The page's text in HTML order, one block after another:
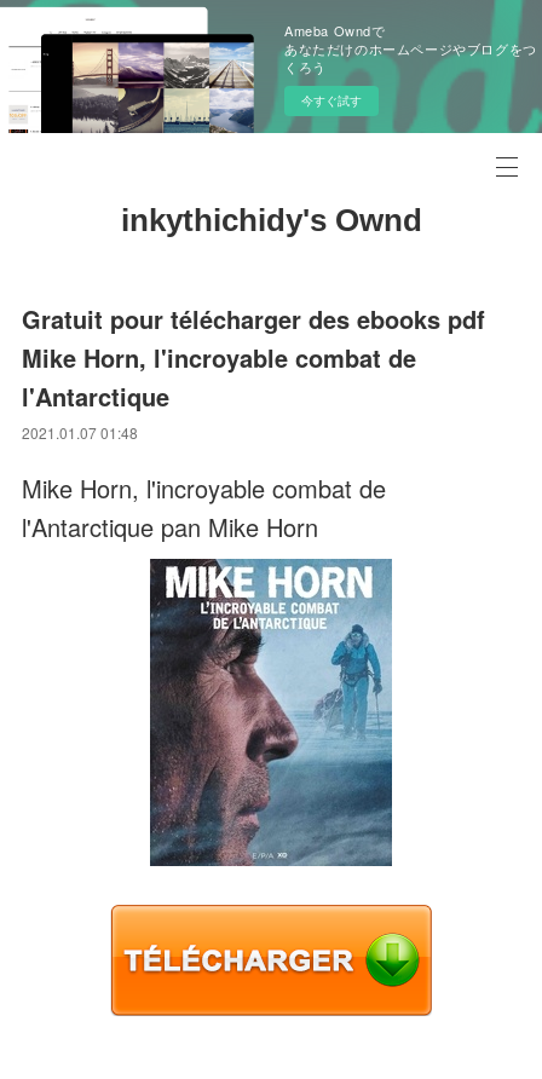
Ameba Owndで
あなただけのホームページやブログをつ
くろう
今すぐ試す
inkythichidy's Ownd
Gratuit pour télécharger des ebooks pdf
Mike Horn, l'incroyable combat de
l'Antarctique
2021.01.07 01:48
Mike Horn, l'incroyable combat de
l'Antarctique pan Mike Horn